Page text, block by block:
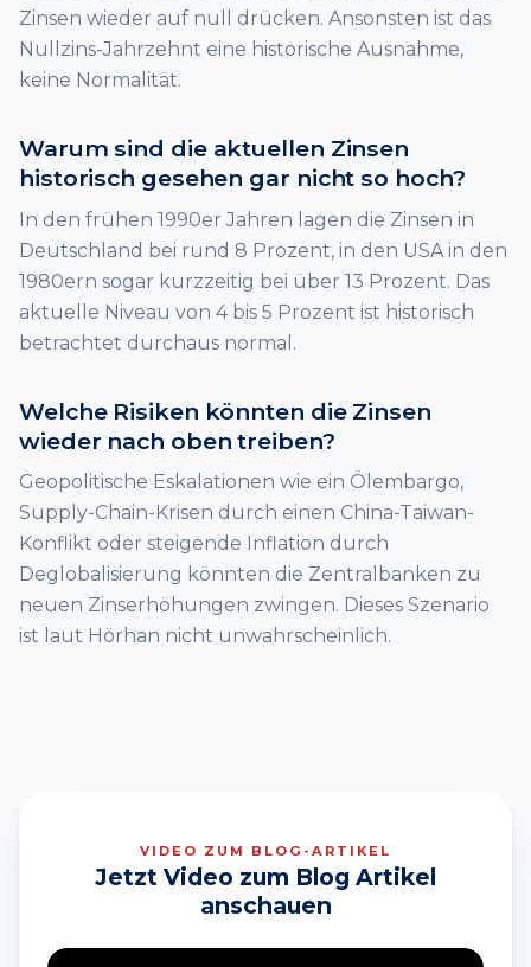
Zinsen wieder auf null drücken. Ansonsten ist das
Nullzins-Jahrzehnt eine historische Ausnahme,
keine Normalität.
Warum sind die aktuellen Zinsen
historisch gesehen gar nicht so hoch?
In den frühen 1990er Jahren lagen die Zinsen in
Deutschland bei rund 8 Prozent, in den USA in den
1980ern sogar kurzzeitig bei über 13 Prozent. Das
aktuelle Niveau von 4 bis 5 Prozent ist historisch
betrachtet durchaus normal.
Welche Risiken könnten die Zinsen
wieder nach oben treiben?
Geopolitische Eskalationen wie ein Ölembargo,
Supply-Chain-Krisen durch einen China-Taiwan-
Konflikt oder steigende Inflation durch
Deglobalisierung könnten die Zentralbanken zu
neuen Zinserhöhungen zwingen. Dieses Szenario
ist laut Hörhan nicht unwahrscheinlich.
VIDEO ZUM BLOG-ARTIKEL
Jetzt Video zum Blog Artikel
anschauen